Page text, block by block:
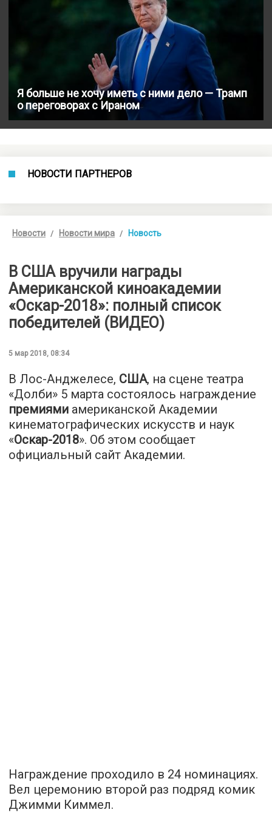
Я больше не хочу иметь с ними дело — Трамп
о переговорах с Ираном
НОВОСТИ ПАРТНЕРОВ
Новости Новости мира Новость
В США вручили награды
Американской киноакадемии
«Оскар-2018»: полный список
победителей (ВИДЕО)
5 мар 2018, 08:34
В Лос-Анджелесе, США, на сцене театра
«Долби» 5 марта состоялось награждение
премиями американской Академии
кинематографических искусств и наук
«Оскар-2018». Об этом сообщает
официальный сайт Академии.
Награждение проходило в 24 номинациях.
Вел церемонию второй раз подряд комик
Джимми Киммел.